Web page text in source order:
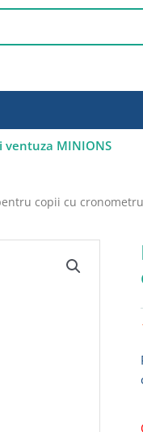
MINIONS
copii cu